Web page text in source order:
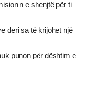
e shenjtë për ti
deri sa të krijohet një
punon për dështim e